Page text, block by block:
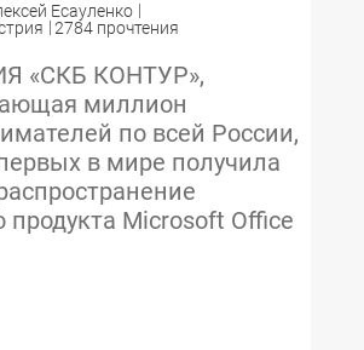
Есауленко
2784 прочтения
«СКБ КОНТУР»,
миллион
по всей России,
в мире получила
продукта Microsoft Office